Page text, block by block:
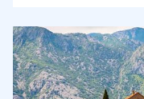
indrukwekkende
de hoofdstad
beroemde Stari
indrukwekkende